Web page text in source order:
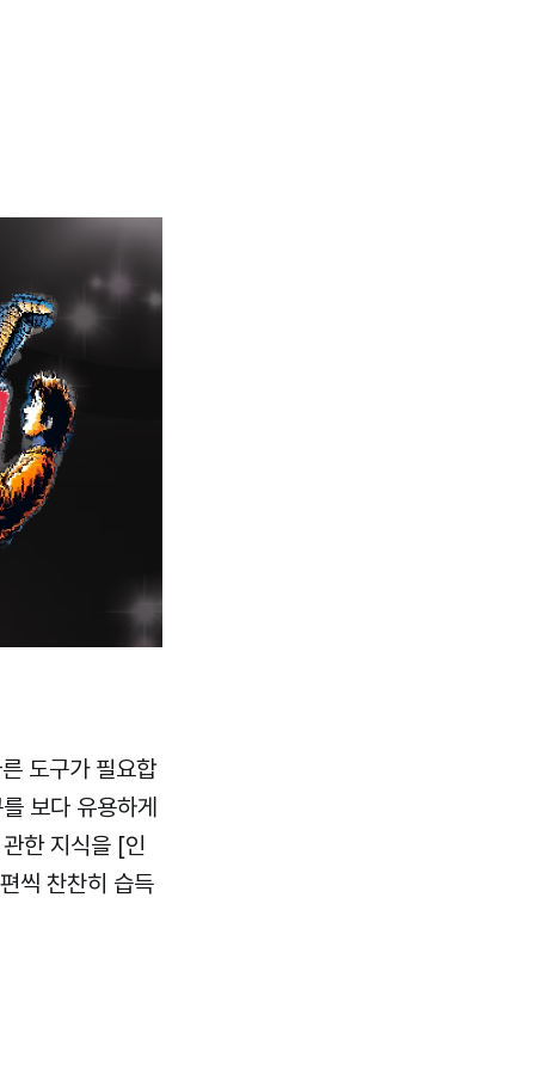
도구가 필요합
보다 유용하게
한 지식을 [인
씩 찬찬히 습득